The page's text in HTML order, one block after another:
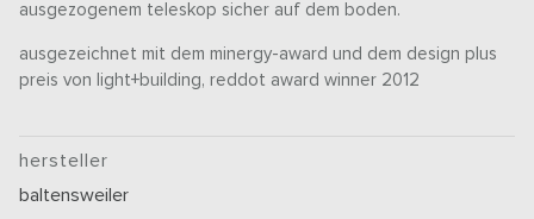
ausgezogenem teleskop sicher auf dem boden.
ausgezeichnet mit dem minergy-award und dem design plus
preis von light+building, reddot award winner 2012
hersteller
baltensweiler